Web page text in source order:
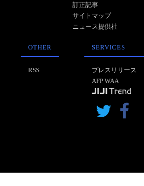
訂正記事
サイトマップ
ニュース提供社
OTHER
RSS
SERVICES
プレスリリース
AFP WAA